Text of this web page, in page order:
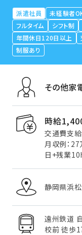
派遣社員 未経験者
フルタイム
シフト制
年間休日120日以上
制服あり
その他家
時給
交通費支給
月収例：
日+残業10h
静岡県浜
遠州鉄道
校前 徒歩